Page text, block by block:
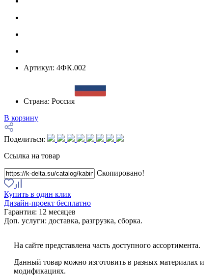
Артикул: 4ФК.002
Страна: Россия
В корзину
Поделиться:
Ссылка на товар
Скопировано!
Купить в один клик
Дизайн-проект бесплатно
Гарантия: 12 месяцев
Доп. услуги: доставка, разгрузка, сборка.
На сайте представлена часть доступного ассортимента.
Данный товар можно изготовить в разных материалах и
модификациях.